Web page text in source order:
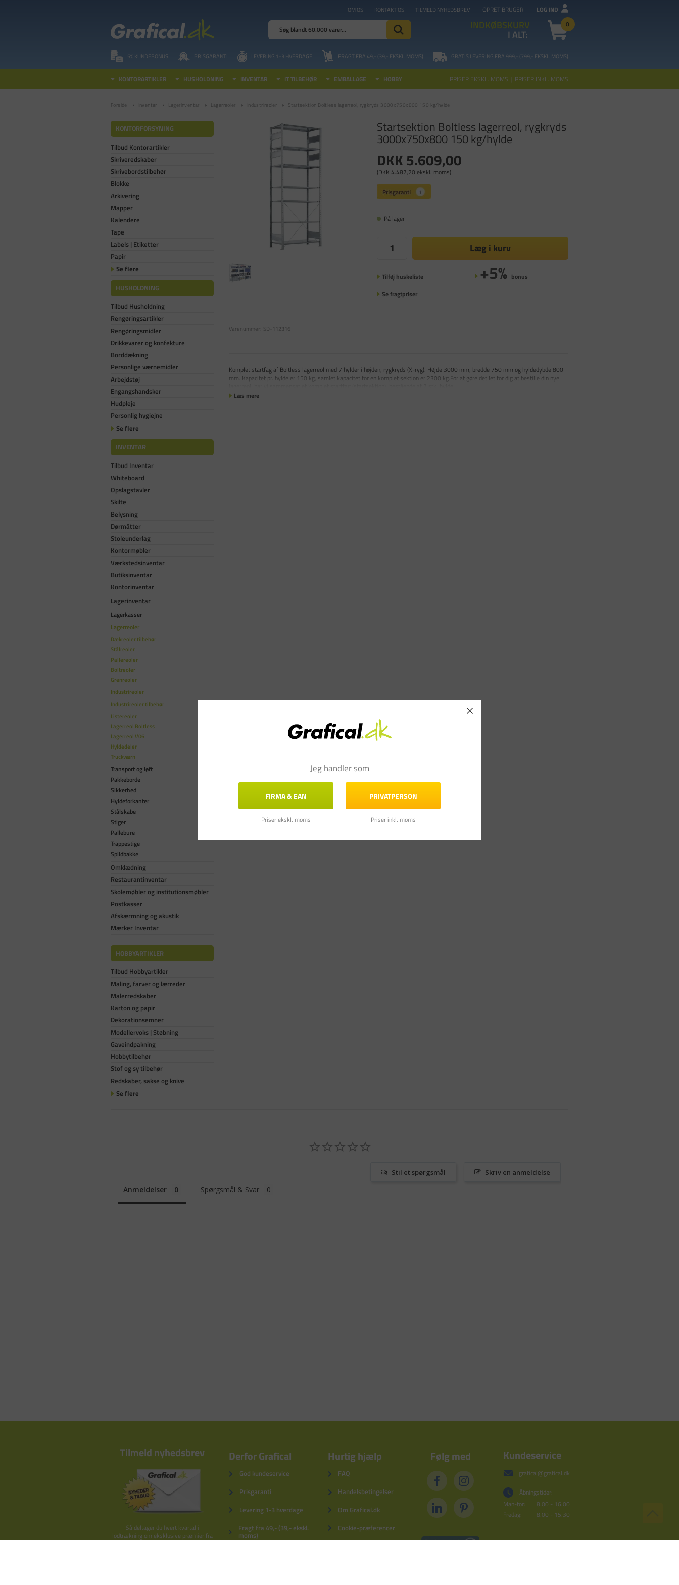
OM OS KONTAKT OS TILMELD NYHEDSBREV OPRET BRUGER LOG IND
INDKØBSKURV 0
I ALT:
5% KUNDEBONUS PRISGARANTI LEVERING 1-3 HVERDAGE FRAGT FRA 49,- (39,- EKSKL. MOMS) GRATIS LEVERING FRA 999,- (799,- EKSKL. MOMS)
KONTORARTIKLER HUSHOLDNING INVENTAR IT TILBEHØR EMBALLAGE HOBBY PRISER EKSKL. MOMS | PRISER INKL. MOMS
Forside Inventar Lagerinventar Lagerreoler Industrireoler Startsektion Boltless lagerreol, rygkryds 3000x750x800 150 kg/hylde
KONTORFORSYNING
Tilbud Kontorartikler
Skriveredskaber
Skrivebordstilbehør
Blokke
Arkivering
Mapper
Kalendere
Tape
Labels | Etiketter
Papir
Se flere
HUSHOLDNING
Tilbud Husholdning
Rengøringsartikler
Rengøringsmidler
Drikkevarer og konfekture
Borddækning
Personlige værnemidler
Arbejdstøj
Engangshandsker
Hudpleje
Personlig hygiejne
Se flere
INVENTAR
Tilbud Inventar
Whiteboard
Opslagstavler
Skilte
Belysning
Dørmåtter
Stoleunderlag
Kontormøbler
Værkstedsinventar
Butiksinventar
Kontorinventar
Lagerinventar
Lagerkasser
Lagerreoler
Dækreoler tilbehør
Stålreoler
Pallereoler
Boltreoler
Grenreoler
Industrireoler
Industrireoler tilbehør
Listereoler
Lagerreol Boltless
Lagerreol V06
Hyldedeler
Truckværn
Transport og løft
Pakkeborde
Sikkerhed
Hyldeforkanter
Stålskabe
Stiger
Pallebure
Trappestige
Spildbakke
Omklædning
Restaurantinventar
Skolemøbler og institutionsmøbler
Postkasser
Afskærmning og akustik
Mærker Inventar
HOBBYARTIKLER
Tilbud Hobbyartikler
Maling, farver og lærreder
Malerredskaber
Karton og papir
Dekorationsemner
Modellervoks | Støbning
Gaveindpakning
Hobbytilbehør
Stof og sy tilbehør
Redskaber, sakse og knive
Se flere
Startsektion Boltless lagerreol, rygkryds
3000x750x800 150 kg/hylde
DKK 5.609,00
(DKK 4.487,20 ekskl. moms)
På lager
Læg i kurv
Tilføj huskeliste +5% bonus
Se fragtpriser
Varenummer: SD-112316
Komplet startfag af Boltless lagerreol med 7 hylder i højden, rygkryds (X-ryg). Højde 3000 mm, bredde 750 mm og hyldedybde 800
mm. Kapacitet pr. hylde er 150 kg, samlet kapacitet for en komplet sektion er 2300 kg.For at gøre det let for dig at bestille din nye
Læs mere
Skriv en anmeldelse
Stil et spørgsmål
Anmeldelser Spørgsmål & Svar
Tilmeld nyhedsbrev
Så deltager du hvert kvartal i
lodtrækning om eksklusive præmier fra
Derfor Grafical
God kundeservice
Prisgaranti
Levering 1-3 hverdage
Fragt fra 49,- (39,- ekskl.
moms)
Hurtig hjælp
FAQ
Handelsbetingelser
Om Grafical.dk
Cookie-præferencer
Følg med Kundeservice
grafical@grafical.dk
Åbningstider:
Man-tor:
8.00 - 16.00
Fredag:
8.00 - 15.30
Jeg handler som
FIRMA & EAN
Priser ekskl. moms
PRIVATPERSON
Priser inkl. moms